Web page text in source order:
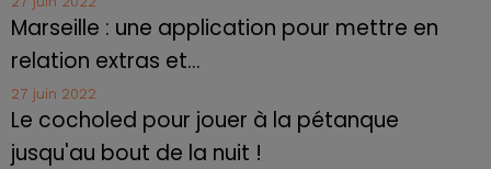
Marseille : une application pour mettre en
relation extras et...
27 juin 2022
Le cocholed pour jouer à la pétanque
jusqu'au bout de la nuit !